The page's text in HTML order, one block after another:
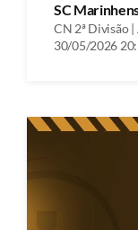
SC
CN 2ª Divisão
30/05/2026